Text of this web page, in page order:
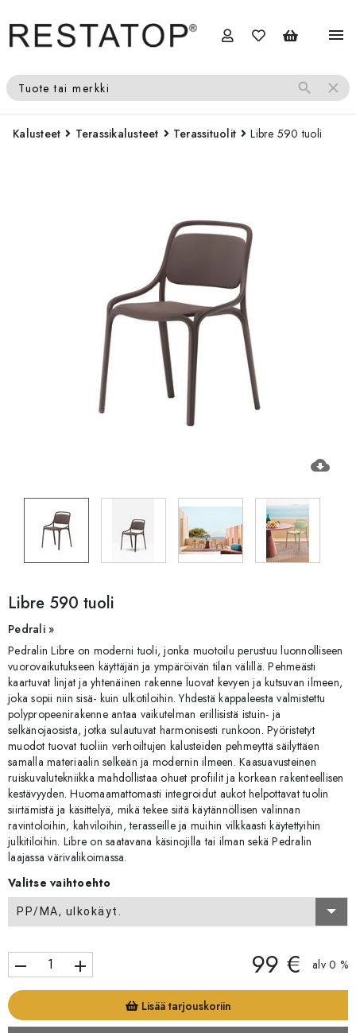
menu
Tuote tai merkki search close
Kalusteet Terassikalusteet Terassituolit Libre 590 tuoli
cloud_download
Libre 590 tuoli
Pedrali »
Pedralin Libre on moderni tuoli, jonka muotoilu perustuu luonnolliseen
vuorovaikutukseen käyttäjän ja ympäröivän tilan välillä. Pehmeästi
kaartuvat linjat ja yhtenäinen rakenne luovat kevyen ja kutsuvan ilmeen,
joka sopii niin sisä- kuin ulkotiloihin. Yhdestä kappaleesta valmistettu
polypropeenirakenne antaa vaikutelman erillisistä istuin- ja
selkänojaosista, jotka sulautuvat harmonisesti runkoon. Pyöristetyt
muodot tuovat tuoliin verhoiltujen kalusteiden pehmeyttä säilyttäen
samalla materiaalin selkeän ja modernin ilmeen. Kaasuavusteinen
ruiskuvalutekniikka mahdollistaa ohuet profiilit ja korkean rakenteellisen
kestävyyden. Huomaamattomasti integroidut aukot helpottavat tuolin
siirtämistä ja käsittelyä, mikä tekee siitä käytännöllisen valinnan
ravintoloihin, kahviloihin, terasseille ja muihin vilkkaasti käytettyihin
julkitiloihin. Libre on saatavana käsinojilla tai ilman sekä Pedralin
laajassa värivalikoimassa.
Valitse vaihtoehto
PP/MA, ulkokäyt.
remove add 99 € alv 0 %
Lisää tarjouskoriin